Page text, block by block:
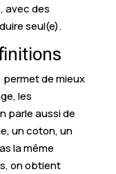
avec des
seul(e).
permet de mieux
les
parle aussi de
un coton, un
la même
on obtient